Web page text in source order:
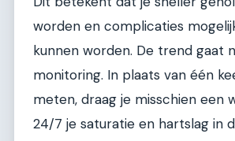
worden en complicaties
kunnen worden. De trend gaat
monitoring. In plaats van één
meten, draag je misschien een
24/7 je saturatie en hartslag in